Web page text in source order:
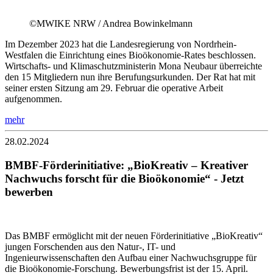
©MWIKE NRW / Andrea Bowinkelmann
Im Dezember 2023 hat die Landesregierung von Nordrhein-
Westfalen die Einrichtung eines Bioökonomie-Rates beschlossen.
Wirtschafts- und Klimaschutzministerin Mona Neubaur überreichte
den 15 Mitgliedern nun ihre Berufungsurkunden. Der Rat hat mit
seiner ersten Sitzung am 29. Februar die operative Arbeit
aufgenommen.
mehr
28.02.2024
BMBF-Förderinitiative: „BioKreativ – Kreativer
Nachwuchs forscht für die Bioökonomie“ - Jetzt
bewerben
Das BMBF ermöglicht mit der neuen Förderinitiative „BioKreativ“
jungen Forschenden aus den Natur-, IT- und
Ingenieurwissenschaften den Aufbau einer Nachwuchsgruppe für
die Bioökonomie-Forschung. Bewerbungsfrist ist der 15. April.